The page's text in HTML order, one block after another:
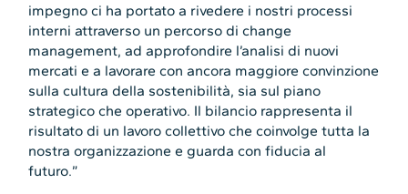
impegno ci ha portato a rivedere i nostri processi
interni attraverso un percorso di change
management, ad approfondire l’analisi di nuovi
mercati e a lavorare con ancora maggiore convinzione
sulla cultura della sostenibilità, sia sul piano
strategico che operativo. Il bilancio rappresenta il
risultato di un lavoro collettivo che coinvolge tutta la
nostra organizzazione e guarda con fiducia al
futuro.”